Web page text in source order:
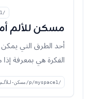
/p/myspace1/مسكن-للألم-أم-فيتامين
مسكن للألم
أحد الطرق التي
الفكرة هي بمعرفة
الألم (Pa
/p/myspace1/مسكن-للألم-أم-فيتامين